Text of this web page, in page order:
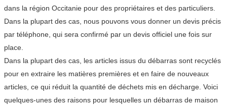
dans la région Occitanie pour des propriétaires et des particuliers.
Dans la plupart des cas, nous pouvons vous donner un devis précis
par téléphone, qui sera confirmé par un devis officiel une fois sur
place.
Dans la plupart des cas, les articles issus du débarras sont recyclés
pour en extraire les matières premières et en faire de nouveaux
articles, ce qui réduit la quantité de déchets mis en décharge. Voici
quelques-unes des raisons pour lesquelles un débarras de maison